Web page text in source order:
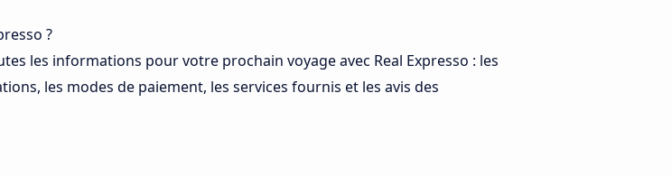
?
les informations pour votre prochain voyage avec Real Expresso : les
les modes de paiement, les services fournis et les avis des